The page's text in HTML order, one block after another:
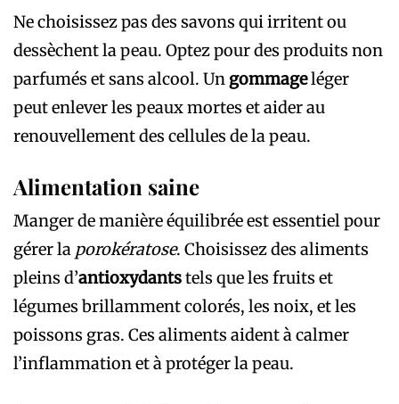
Ne choisissez pas des savons qui irritent ou
dessèchent la peau. Optez pour des produits non
parfumés et sans alcool. Un gommageléger
peut enlever les peaux mortes et aider au
renouvellement des cellules de la peau.
Alimentation saine
Manger de manière équilibrée est essentiel pour
gérer la porokératose. Choisissez des aliments
pleins d’antioxydantstels que les fruits et
légumes brillamment colorés, les noix, et les
poissons gras. Ces aliments aident à calmer
l’inflammation et à protéger la peau.